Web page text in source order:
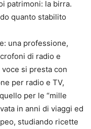
patrimoni: la birra.
quanto stabilito
una professione,
di radio e
si presta con
per radio e TV,
per le “mille
in anni di viaggi ed
studiando ricette